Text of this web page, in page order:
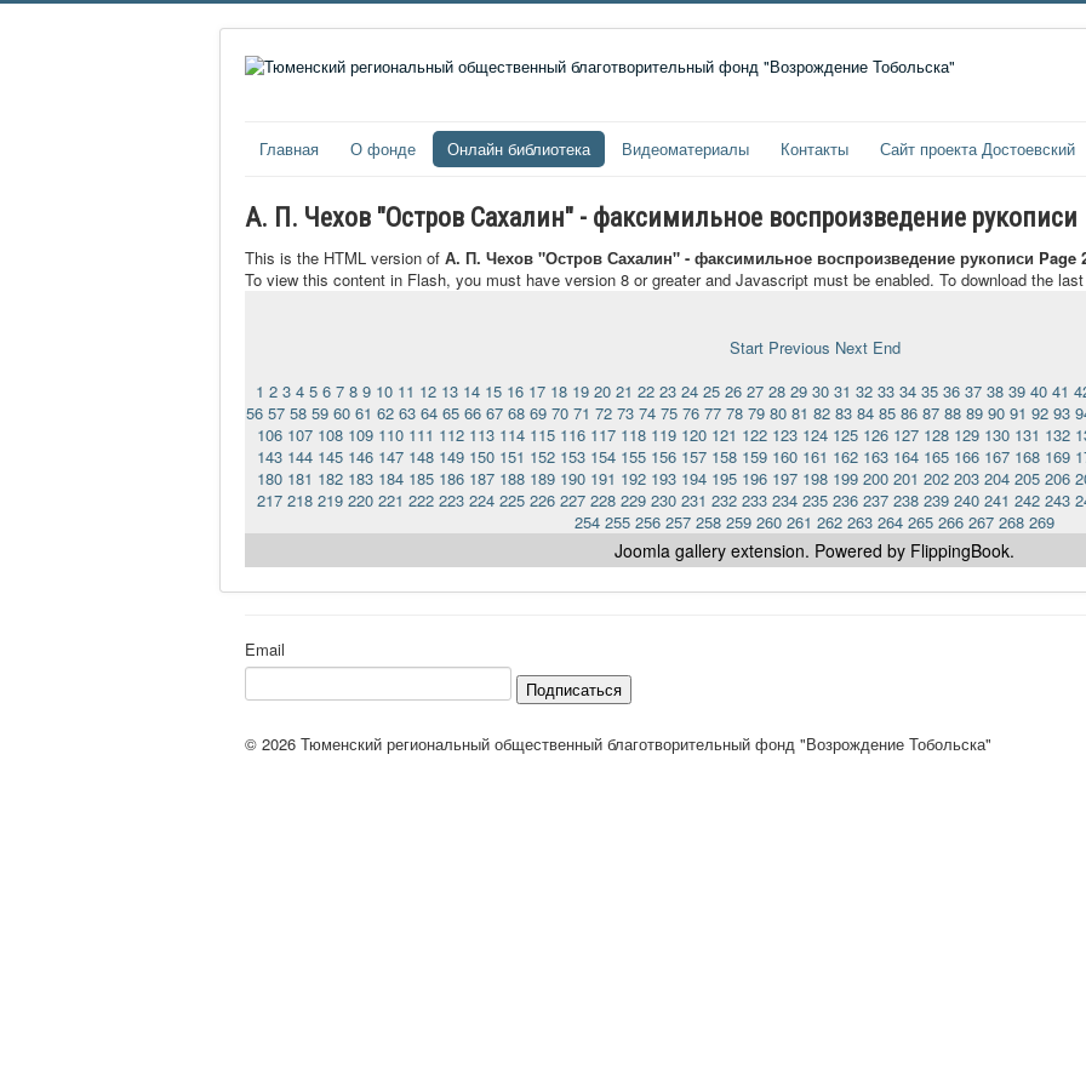
Главная О фонде Онлайн библиотека Видеоматериалы Контакты Сайт проекта Достоевский
А. П. Чехов "Остров Сахалин" - факсимильное воспроизведение рукописи
This is the HTML version of А. П. Чехов "Остров Сахалин" - факсимильное воспроизведение рукописи Page
To view this content in Flash, you must have version 8 or greater and Javascript must be enabled. To download the
Start Previous Next End
1 2 3 4 5 6 7 8 9 10 11 12 13 14 15 16 17 18 19 20 21 22 23 24 25 26 27 28 29 30 31 32 33 34 35 36 37 38 39 40 41
56 57 58 59 60 61 62 63 64 65 66 67 68 69 70 71 72 73 74 75 76 77 78 79 80 81 82 83 84 85 86 87 88 89 90 91 92 93
106 107 108 109 110 111 112 113 114 115 116 117 118 119 120 121 122 123 124 125 126 127 128 129 130 131 132
143 144 145 146 147 148 149 150 151 152 153 154 155 156 157 158 159 160 161 162 163 164 165 166 167 168 169
180 181 182 183 184 185 186 187 188 189 190 191 192 193 194 195 196 197 198 199 200 201 202 203 204 205 206
217 218 219 220 221 222 223 224 225 226 227 228 229 230 231 232 233 234 235 236 237 238 239 240 241 242 243
254 255 256 257 258 259 260 261 262 263 264 265 266 267 268 269
Joomla gallery extension. Powered by FlippingBook.
Email
Подписаться
© 2026 Тюменский региональный общественный благотворительный фонд "Возрождение Тобольска"